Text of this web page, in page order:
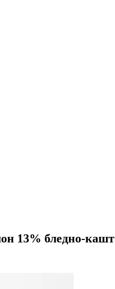
13% бледно-